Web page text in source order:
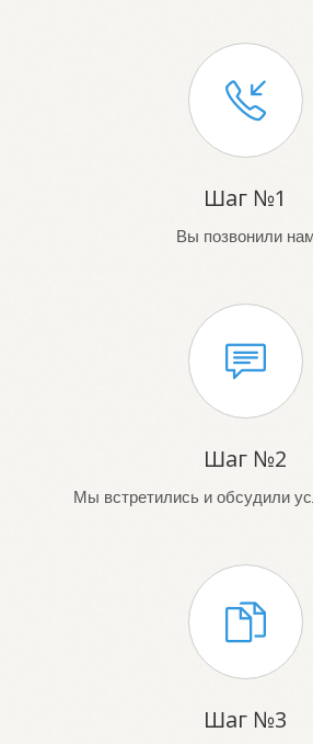
Шаг №1
Вы позвонили
Шаг №2
Мы встретились и обсудили
Шаг №3